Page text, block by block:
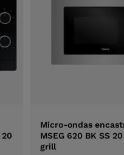
20
Micro-ondas
MSEG 620 BK SS
grill